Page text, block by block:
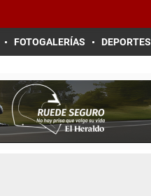
FOTOGALERÍAS DEPORTES